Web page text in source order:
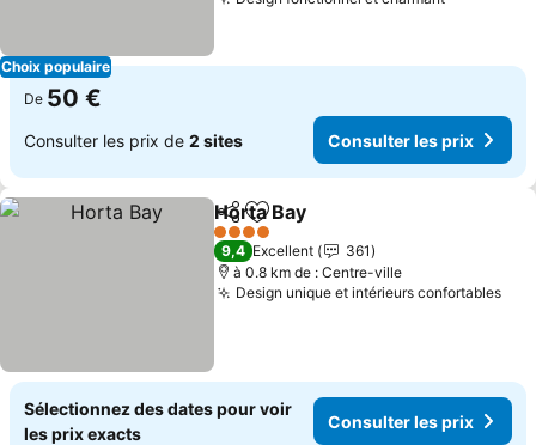
Choix populaire
De 50 €
Consulter les prix de 2 sites Consulter les prix
PartagerAjouter à mes favoris
Horta Bay
4 Étoiles
9,4 Excellent
361
à 0.8 km de : Centre-ville
Design unique et intérieurs confortables
Sélectionnez des dates pour voir
les prix exacts
Consulter les prix